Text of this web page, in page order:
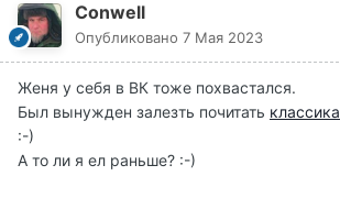
Conwell
Опубликовано 7 Мая 2023
Женя у себя в ВК тоже похвастался.
Был вынужден залезть почитать классика
:-)
А то ли я ел раньше? :-)